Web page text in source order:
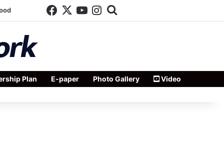
Facebook
X YouTube
Instagram
Search for
Plan E-paper Photo Gallery Video